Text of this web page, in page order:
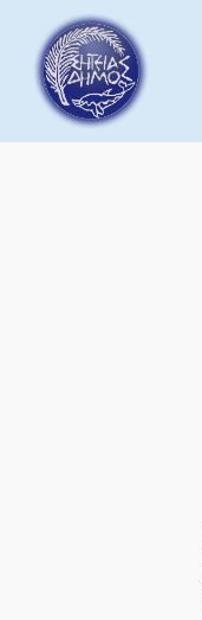
main
content